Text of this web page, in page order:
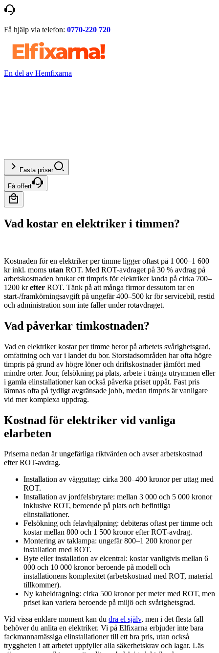
Få hjälp via telefon: 0770-220 720
En del av Hemfixarna
Fasta priser
Få offert
Vad kostar en elektriker i timmen?
Kostnaden för en elektriker per timme ligger oftast på 1 000–1 600
kr inkl. moms utan ROT. Med ROT-avdraget på 30 % avdrag på
arbetskostnaden brukar ett timpris för elektriker landa på cirka 700–
1200 krefter ROT. Tänk på att många firmor dessutom tar en
start-/framkörningsavgift på ungefär 400–500 kr för servicebil, restid
och administration som inte faller under rotavdraget.
Vad påverkar timkostnaden?
Vad en elektriker kostar per timme beror på arbetets svårighetsgrad,
omfattning och var i landet du bor. Storstadsområden har ofta högre
timpris på grund av högre löner och driftskostnader jämfört med
mindre orter. Jour, felsökning på plats, arbete i trånga utrymmen eller
i gamla elinstallationer kan också påverka priset uppåt. Fast pris
lämnas ofta på tydligt avgränsade jobb, medan timpris är vanligare
vid mer komplexa uppdrag.
Kostnad för elektriker vid vanliga
elarbeten
Priserna nedan är ungefärliga riktvärden och avser arbetskostnad
efter ROT-avdrag.
Installation av vägguttag: cirka 300–400 kronor per uttag med
ROT.
Installation av jordfelsbrytare: mellan 3 000 och 5 000 kronor
inklusive ROT, beroende på plats och befintliga
elinstallationer.
Felsökning och felavhjälpning: debiteras oftast per timme och
kostar mellan 800 och 1 500 kronor efter ROT-avdrag.
Montering av taklampa: ungefär 800–1 200 kronor per
installation med ROT.
Byte eller installation av elcentral: kostar vanligtvis mellan 6
000 och 10 000 kronor beroende på modell och
installationens komplexitet (arbetskostnad med ROT, material
tillkommer).
Ny kabeldragning: cirka 500 kronor per meter med ROT, men
priset kan variera beroende på miljö och svårighetsgrad.
Vid vissa enklare moment kan du dra el själv, men i det flesta fall
behöver du anlita en elektriker. Vi på Elfixarna erbjuder inte bara
fackmannamässiga elinstallationer till ett bra pris, utan också
tryggheten i att arbetet uppfyller alla säkerhetskrav och lagar. Läs